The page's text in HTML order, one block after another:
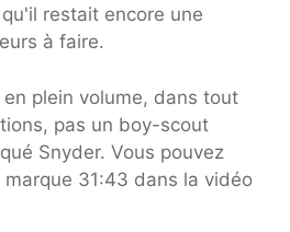
restait encore une
à faire.
en plein volume, dans tout
pas un boy-scout
Snyder. Vous pouvez
31:43 dans la vidéo